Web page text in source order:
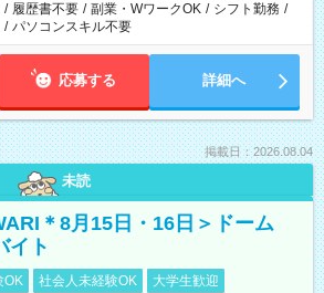
/ 履歴書不要 / 副業・WワークOK / シフト勤務 /
/ パソコンスキル不要
応募する 詳細へ
掲載日：2026.08.04
未読
＊8月15日・16日＞ドーム
イト
OK 社会人未経験OK
大学生歓迎